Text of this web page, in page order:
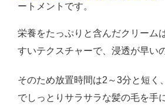
ートメントです。
栄養をたっぷりと含んだクリーム
すいテクスチャーで、浸透が早い
そのため放置時間は2～3分と短く
でしっとりサラサラな髪の毛を手